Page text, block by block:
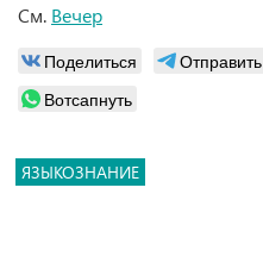
См. Вечер
Поделиться Отправить
Вотсапнуть
ЯЗЫКОЗНАНИЕ